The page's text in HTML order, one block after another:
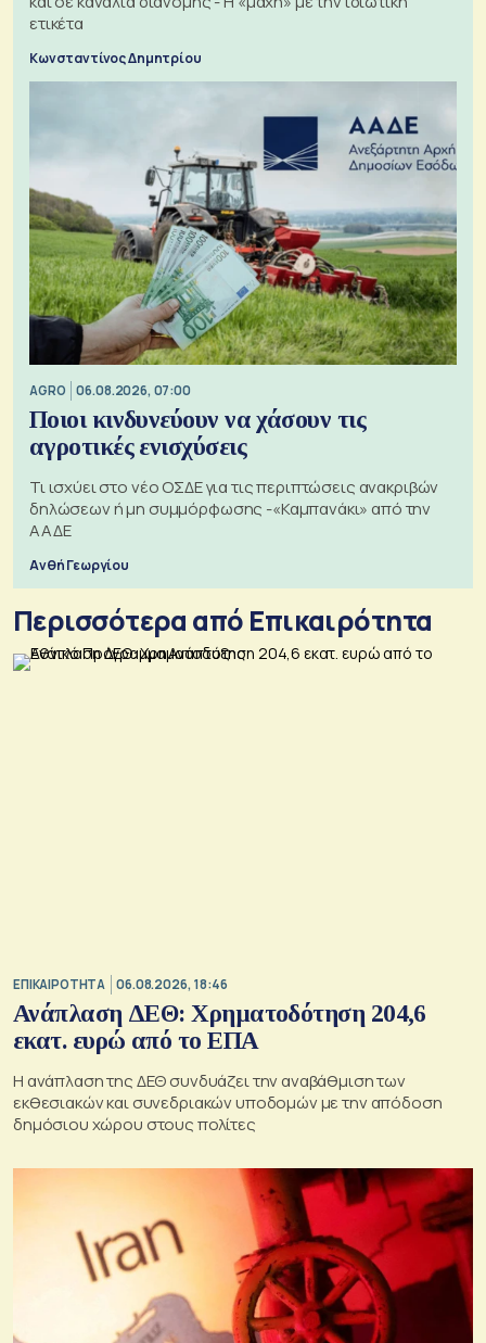
ετικέτα
Κωνσταντίνος Δημητρίου
AGRO 06.08.2026, 07:00
Ποιοι κινδυνεύουν να χάσουν τις
αγροτικές ενισχύσεις
Τι ισχύει στο νέο ΟΣΔΕ για τις περιπτώσεις ανακριβών
δηλώσεων ή μη συμμόρφωσης -«Καμπανάκι» από την
ΑΑΔΕ
Ανθή Γεωργίου
Περισσότερα από Επικαιρότητα
ΕΠΙΚΑΙΡΟΤΗΤΑ 06.08.2026, 18:46
Ανάπλαση ΔΕΘ: Χρηματοδότηση 204,6
εκατ. ευρώ από το ΕΠΑ
Η ανάπλαση της ΔΕΘ συνδυάζει την αναβάθμιση των
εκθεσιακών και συνεδριακών υποδομών με την απόδοση
δημόσιου χώρου στους πολίτες